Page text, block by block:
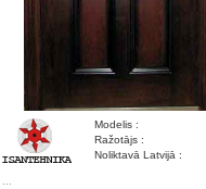
Modelis :
Ražotājs :
Noliktavā Latvijā :